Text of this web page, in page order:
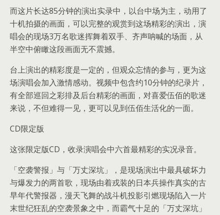
而这片长达85分钟的演出实录中，以台中场为主，动用了
十机拍摄的画面，可以完整的观赏到这场精彩的演出，演
唱会的现场3万名歌迷挥舞着双手、齐声呐喊的场面，从
半空中俯瞰这段画面无不震撼。
台上演出的精彩度是一定的，但观众忘情的参与，更为这
场演唱会加入激情感动。视频中包含约10分钟的纪录片，
有全部巡回之彩排及后台精彩的画面，对喜爱伍佰的歌迷
来说，不但难得一见，更可以见到伍佰生活化的一面。
CD限定版
这张限定版CD，收录演唱会中六首最精彩的实况录音。
「空袭警报」与「万丈深坑」，是现场演出中最具破坏力
与爆发力的两首歌，现场由着戎装的日本兵操作真实的古
早年代警报器，漫天飞舞的战斗机投影引燃现场陷入一片
末世纪狂乱的空袭景象之中，而霸气十足的「万丈深坑」